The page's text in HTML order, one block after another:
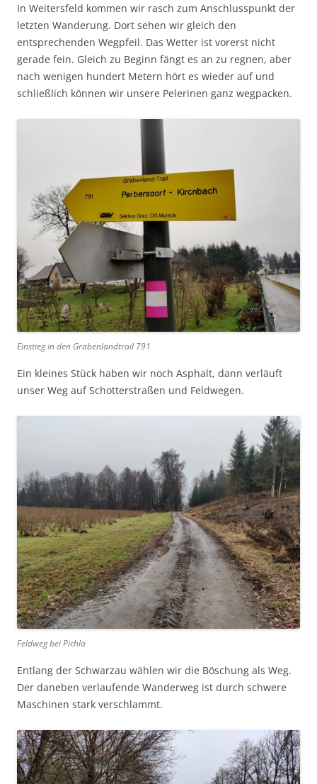
In Weitersfeld kommen wir rasch zum Anschlusspunkt der
letzten Wanderung. Dort sehen wir gleich den
entsprechenden Wegpfeil. Das Wetter ist vorerst nicht
gerade fein. Gleich zu Beginn fängt es an zu regnen, aber
nach wenigen hundert Metern hört es wieder auf und
schließlich können wir unsere Pelerinen ganz wegpacken.
Einstieg in den Grabenlandtrail 791
Ein kleines Stück haben wir noch Asphalt, dann verläuft
unser Weg auf Schotterstraßen und Feldwegen.
Feldweg bei Pichla
Entlang der Schwarzau wählen wir die Böschung als Weg.
Der daneben verlaufende Wanderweg ist durch schwere
Maschinen stark verschlammt.